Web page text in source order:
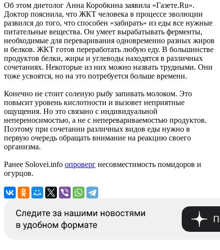
Об этом диетолог Анна Коробкина заявила «Газете.Ru».
Доктор пояснила, что ЖКТ человека в процессе эволюции
развился до того, что способен «забирать» из еды все нужные
питательные вещества. Он умеет вырабатывать ферменты,
необходимые для переваривания одновременно разных жиров
и белков. ЖКТ готов переработать любую еду. В большинстве
продуктов белки, жиры и углеводы находятся в различных
сочетаниях. Некоторые из них можно назвать трудными. Они
тоже усвоятся, но на это потребуется больше времени.
Конечно не стоит соленую рыбу запивать молоком. Это
повысит уровень кислотности и вызовет неприятные
ощущения. Но это связано с индивидуальной
непереносимостью, а не с неперевариваемостью продуктов.
Поэтому при сочетании различных видов еды нужно в
первую очередь обращать внимание на реакцию своего
организма.
Ранее Solovei.info опроверг несовместимость помидоров и
огурцов.